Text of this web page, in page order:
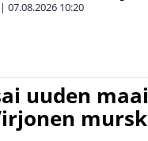
| 07.08.2026 10:20
uuden